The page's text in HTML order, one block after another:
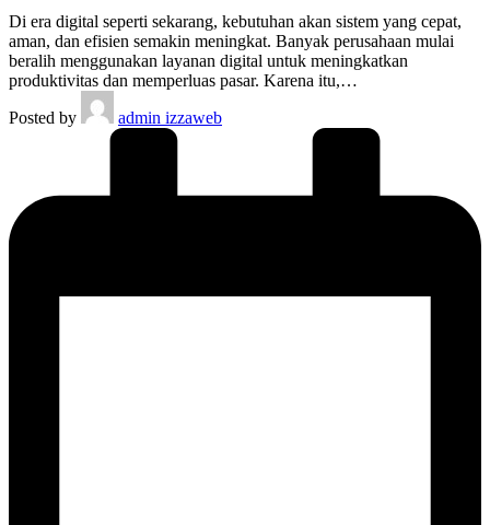
Di era digital seperti sekarang, kebutuhan akan sistem yang cepat,
aman, dan efisien semakin meningkat. Banyak perusahaan mulai
beralih menggunakan layanan digital untuk meningkatkan
produktivitas dan memperluas pasar. Karena itu,…
Posted by
admin izzaweb